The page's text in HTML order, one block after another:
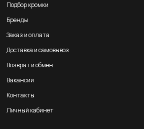
Подбор кромки
Бренды
Заказ и оплата
Доставка и самовывоз
Возврат и обмен
Вакансии
Контакты
Личный кабинет